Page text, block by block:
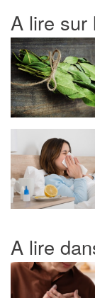
A lire sur
A lire